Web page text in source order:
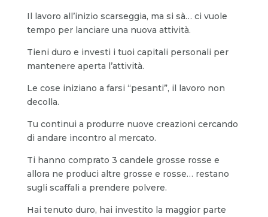
Il lavoro all’inizio scarseggia, ma si sà… ci vuole
tempo per lanciare una nuova attività.
Tieni duro e investi i tuoi capitali personali per
mantenere aperta l’attività.
Le cose iniziano a farsi “pesanti”, il lavoro non
decolla.
Tu continui a produrre nuove creazioni cercando
di andare incontro al mercato.
Ti hanno comprato 3 candele grosse rosse e
allora ne produci altre grosse e rosse… restano
sugli scaffali a prendere polvere.
Hai tenuto duro, hai investito la maggior parte